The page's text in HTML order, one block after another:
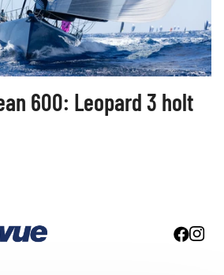
600: Leopard 3 holt